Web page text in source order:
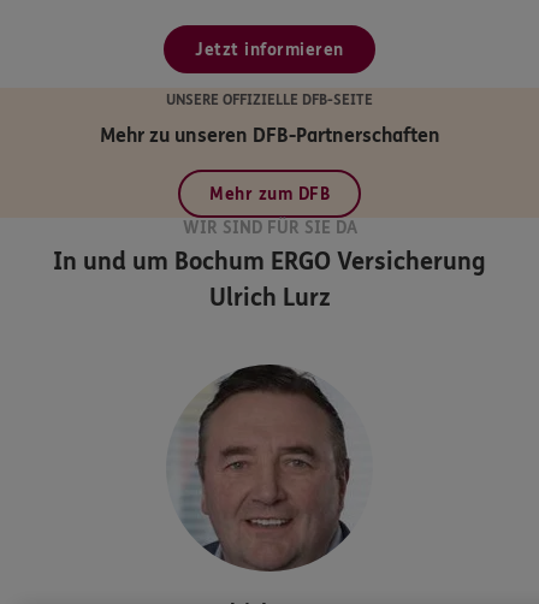
Jetzt informieren
UNSERE OFFIZIELLE DFB-SEITE
Mehr zu unseren DFB-Partnerschaften
Mehr zum DFB
WIR SIND FÜR SIE DA
In und um Bochum ERGO Versicherung
Ulrich Lurz